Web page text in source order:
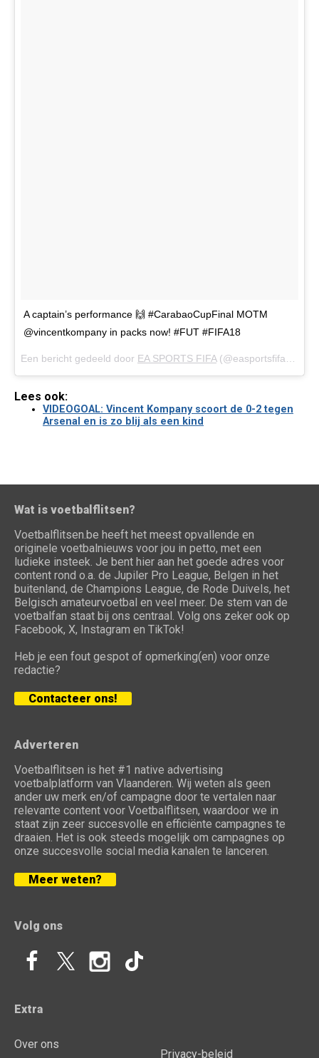
A captain’s performance 🙌 #CarabaoCupFinal MOTM
@vincentkompany in packs now! #FUT #FIFA18
Een bericht gedeeld door EA SPORTS FIFA(@easportsfifa) op
Lees ook:
VIDEOGOAL: Vincent Kompany scoort de 0-2 tegen
Arsenal en is zo blij als een kind
Wat is voetbalflitsen?
Voetbalflitsen.be heeft het meest opvallende en
originele voetbalnieuws voor jou in petto, met een
ludieke insteek. Je bent hier aan het goede adres voor
content rond o.a. de Jupiler Pro League, Belgen in het
buitenland, de Champions League, de Rode Duivels, het
Belgisch amateurvoetbal en veel meer. De stem van de
voetbalfan staat bij ons centraal. Volg ons zeker ook op
Facebook, X, Instagram en TikTok!
Heb je een fout gespot of opmerking(en) voor onze
redactie?
Contacteer ons!
Adverteren
Voetbalflitsen is het #1 native advertising
voetbalplatform van Vlaanderen. Wij weten als geen
ander uw merk en/of campagne door te vertalen naar
relevante content voor Voetbalflitsen, waardoor we in
staat zijn zeer succesvolle en efficiënte campagnes te
draaien. Het is ook steeds mogelijk om campagnes op
onze succesvolle social media kanalen te lanceren.
Meer weten?
Volg ons
Extra
Over ons
Privacy-beleid